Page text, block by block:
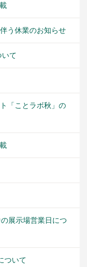
う休業のお知らせ
て
「ことラボ秋」の
展示場営業日につ
ついて